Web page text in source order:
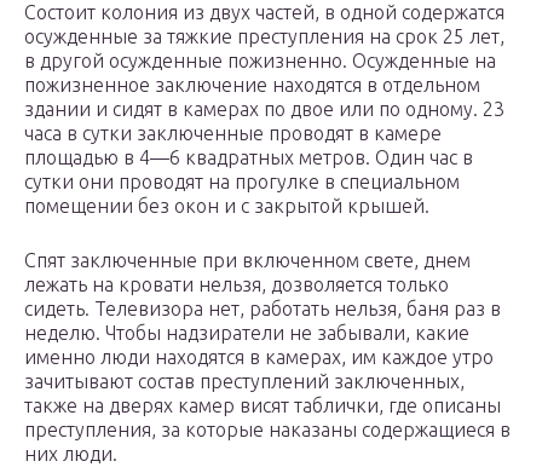
Состоит колония из двух частей, в одной содержатся
осужденные за тяжкие преступления на срок 25 лет,
в другой осужденные пожизненно. Осужденные на
пожизненное заключение находятся в отдельном
здании и сидят в камерах по двое или по одному. 23
часа в сутки заключенные проводят в камере
площадью в 4—6 квадратных метров. Один час в
сутки они проводят на прогулке в специальном
помещении без окон и с закрытой крышей.
Спят заключенные при включенном свете, днем
лежать на кровати нельзя, дозволяется только
сидеть. Телевизора нет, работать нельзя, баня раз в
неделю. Чтобы надзиратели не забывали, какие
именно люди находятся в камерах, им каждое утро
зачитывают состав преступлений заключенных,
также на дверях камер висят таблички, где описаны
преступления, за которые наказаны содержащиеся в
них люди.